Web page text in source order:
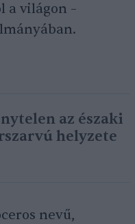
a világon –
az északi
helyzete
nevű,